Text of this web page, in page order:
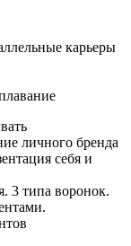
карьеры
личного бренда
себя и
3 типа воронок.